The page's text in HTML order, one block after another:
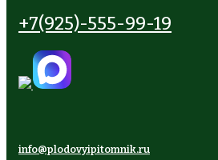
+7(925)-555-99-19
info@plodovyipitomnik.ru